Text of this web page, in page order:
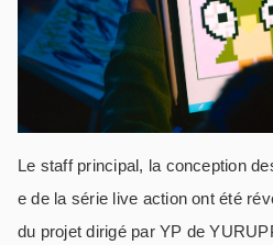
Le staff principal, la conception
e de la série live action ont été
du projet dirigé par YP de